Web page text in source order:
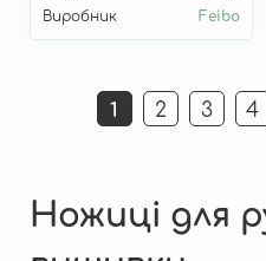
Виробник
Feibo
Розбивка
Поточна
1 2 3 4
Ножиці для